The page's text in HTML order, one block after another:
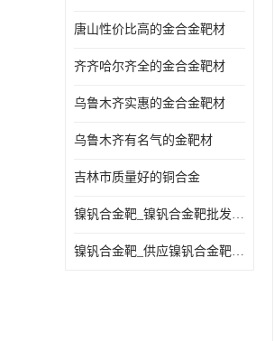
唐山性价比高的金合金靶材
齐齐哈尔齐全的金合金靶材
乌鲁木齐实惠的金合金靶材
乌鲁木齐有名气的金靶材
吉林市质量好的铜合金
镍钒合金靶_镍钒合金靶批发_镍钒合金靶供应商
镍钒合金靶_供应镍钒合金靶_镍钒合金靶厂家